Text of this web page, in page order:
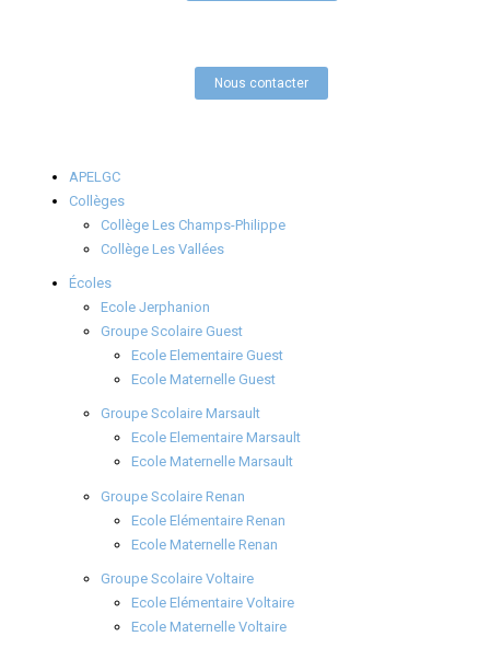
Nous contacter
APELGC
Collèges
Collège Les Champs-Philippe
Collège Les Vallées
Écoles
Ecole Jerphanion
Groupe Scolaire Guest
Ecole Elementaire Guest
Ecole Maternelle Guest
Groupe Scolaire Marsault
Ecole Elementaire Marsault
Ecole Maternelle Marsault
Groupe Scolaire Renan
Ecole Elémentaire Renan
Ecole Maternelle Renan
Groupe Scolaire Voltaire
Ecole Elémentaire Voltaire
Ecole Maternelle Voltaire